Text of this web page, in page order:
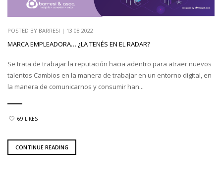
POSTED BY BARRESI | 13 08 2022
MARCA EMPLEADORA… ¿LA TENÉS EN EL RADAR?
Se trata de trabajar la reputación hacia adentro para atraer nuevos
talentos Cambios en la manera de trabajar en un entorno digital, en
la manera de comunicarnos y consumir han...
69 LIKES
CONTINUE READING